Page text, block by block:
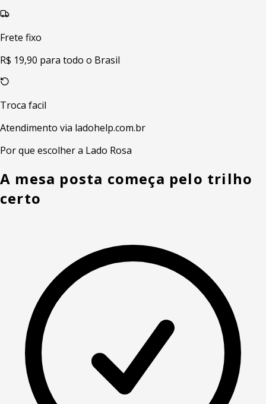
Frete fixo
R$ 19,90 para todo o Brasil
Troca facil
Atendimento via ladohelp.com.br
Por que escolher a Lado Rosa
A mesa posta começa pelo trilho
certo